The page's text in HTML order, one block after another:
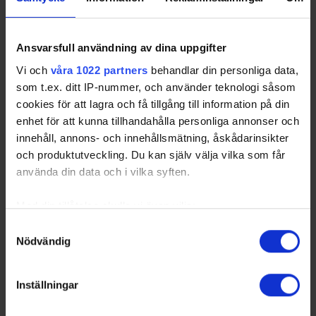
Ansvarsfull användning av dina uppgifter
Vi och våra 1022 partners behandlar din personliga data,
som t.ex. ditt IP-nummer, och använder teknologi såsom
cookies för att lagra och få tillgång till information på din
enhet för att kunna tillhandahålla personliga annonser och
innehåll, annons- och innehållsmätning, åskådarinsikter
och produktutveckling. Du kan själv välja vilka som får
använda din data och i vilka syften.
Med din tillåtelse skulle vi även vilja:
som kan ha en noggrannhet på upp till flera meter
Ta reda på mer om hur dina personliga uppgifter
Nödvändig
Inställningar